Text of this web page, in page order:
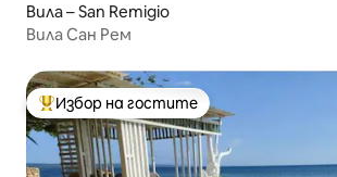
Вила – San Remigio
Вила Сан Рем
Най-популярен избор на гостите
Избор на гостите